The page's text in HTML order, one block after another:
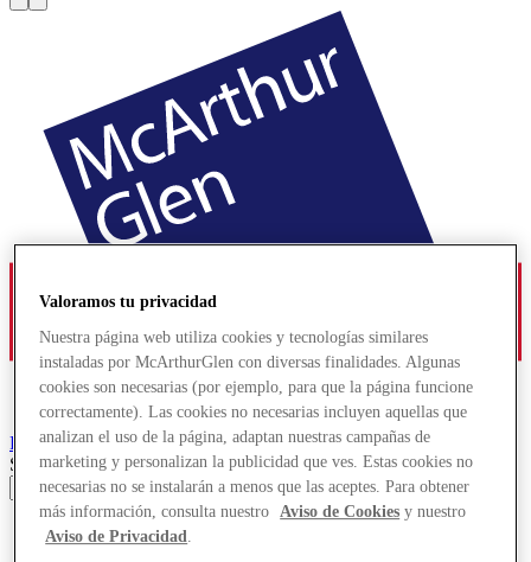
Roosendaal Designer Outlet
Search input
Tiendas
Ofertas
Valoramos tu privacidad
Nuestra página web utiliza cookies y tecnologías similares
instaladas por McArthurGlen con diversas finalidades. Algunas
cookies son necesarias (por ejemplo, para que la página funcione
correctamente). Las cookies no necesarias incluyen aquellas que
analizan el uso de la página, adaptan nuestras campañas de
marketing y personalizan la publicidad que ves. Estas cookies no
necesarias no se instalarán a menos que las aceptes. Para obtener
más información, consulta nuestro
Aviso de Cookies y nuestro
Aviso de Privacidad.